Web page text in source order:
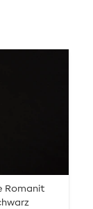
Romanit